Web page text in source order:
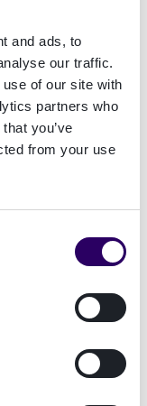
and ads, to
our traffic.
of our site with
partners who
you’ve
from your use
à